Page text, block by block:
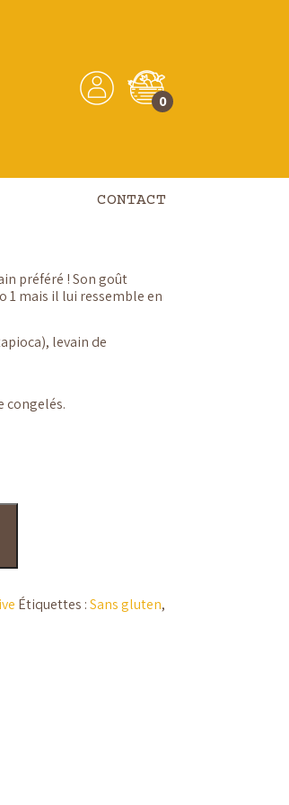
0
CONTACT
7.
préféré ! Son goût
1 mais il lui ressemble en
levain de
congelés.
Étiquettes :Sans gluten,